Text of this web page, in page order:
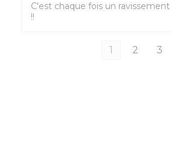
C'est chaque fois un
!!
1 2 3